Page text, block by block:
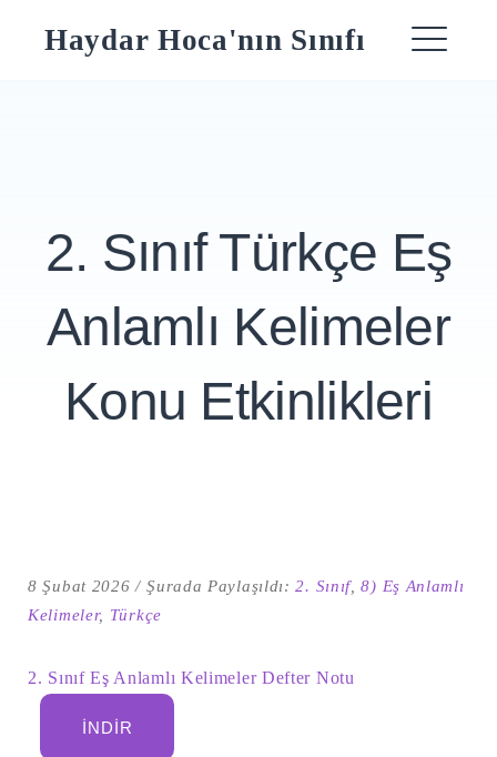
Haydar Hoca'nın Sınıfı
2. Sınıf Türkçe Eş
Anlamlı Kelimeler
Konu Etkinlikleri
8 Şubat 2026 Şurada Paylaşıldı:2. Sınıf,8) Eş Anlamlı
Kelimeler, Türkçe
2. Sınıf Eş Anlamlı Kelimeler Defter Notu
İNDIR